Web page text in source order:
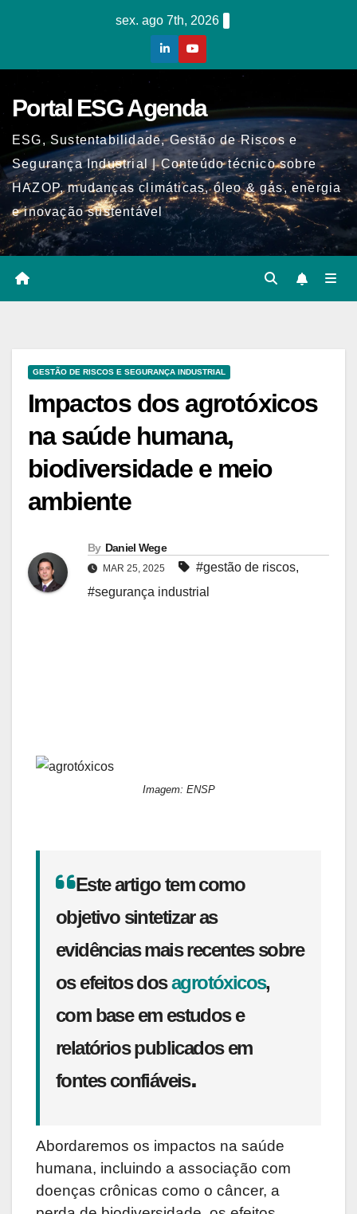
sex. ago 7th, 2026
Portal ESG Agenda
ESG, Sustentabilidade, Gestão de Riscos e
Segurança Industrial | Conteúdo técnico sobre
HAZOP, mudanças climáticas, óleo & gás, energia
e inovação sustentável
GESTÃO DE RISCOS E SEGURANÇA INDUSTRIAL
Impactos dos agrotóxicos
na saúde humana,
biodiversidade e meio
ambiente
By Daniel Wege
MAR 25, 2025 #gestão de riscos,
#segurança industrial
Imagem: ENSP
Este artigo tem como
objetivo sintetizar as
evidências mais recentes sobre
os efeitos dosagrotóxicos,
com base em estudos e
relatórios publicados em
fontes confiáveis.
Abordaremos os impactos na saúde
humana, incluindo a associação com
doenças crônicas como o câncer, a